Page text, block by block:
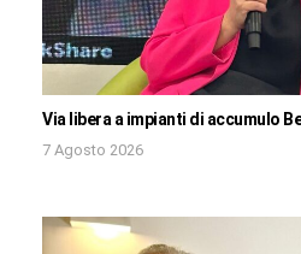
Via libera a impianti di accumulo
7 Agosto 2026